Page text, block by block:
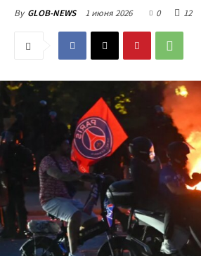
By GLOB-NEWS 1 июня 2026 0 12